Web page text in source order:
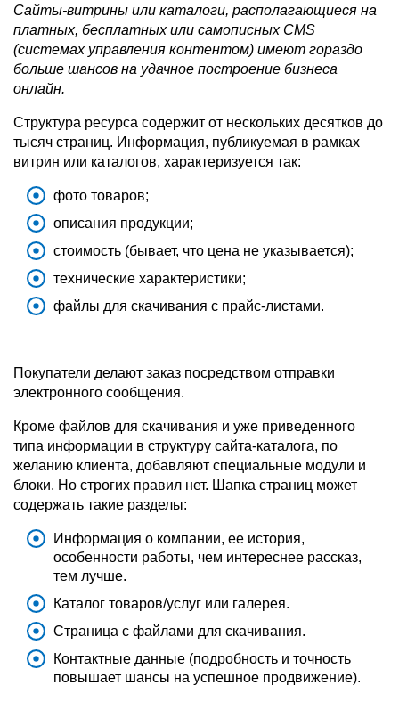
Сайты-витрины или каталоги, располагающиеся на
платных, бесплатных или самописных CMS
(системах управления контентом) имеют гораздо
больше шансов на удачное построение бизнеса
онлайн.
Структура ресурса содержит от нескольких десятков до
тысяч страниц. Информация, публикуемая в рамках
витрин или каталогов, характеризуется так:
фото товаров;
описания продукции;
стоимость (бывает, что цена не указывается);
технические характеристики;
файлы для скачивания с прайс-листами.
Покупатели делают заказ посредством отправки
электронного сообщения.
Кроме файлов для скачивания и уже приведенного
типа информации в структуру сайта-каталога, по
желанию клиента, добавляют специальные модули и
блоки. Но строгих правил нет. Шапка страниц может
содержать такие разделы:
Информация о компании, ее история,
особенности работы, чем интереснее рассказ,
тем лучше.
Каталог товаров/услуг или галерея.
Страница с файлами для скачивания.
Контактные данные (подробность и точность
повышает шансы на успешное продвижение).